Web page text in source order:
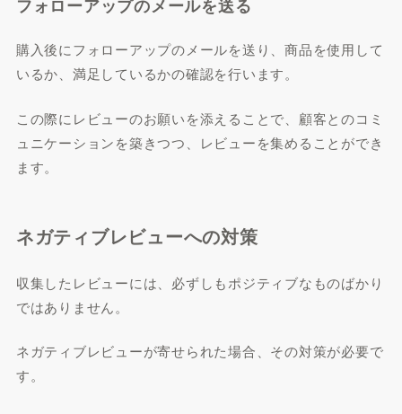
フォローアップのメールを送る
購入後にフォローアップのメールを送り、商品を使用して
いるか、満足しているかの確認を行います。
この際にレビューのお願いを添えることで、顧客とのコミ
ュニケーションを築きつつ、レビューを集めることができ
ます。
ネガティブレビューへの対策
収集したレビューには、必ずしもポジティブなものばかり
ではありません。
ネガティブレビューが寄せられた場合、その対策が必要で
す。